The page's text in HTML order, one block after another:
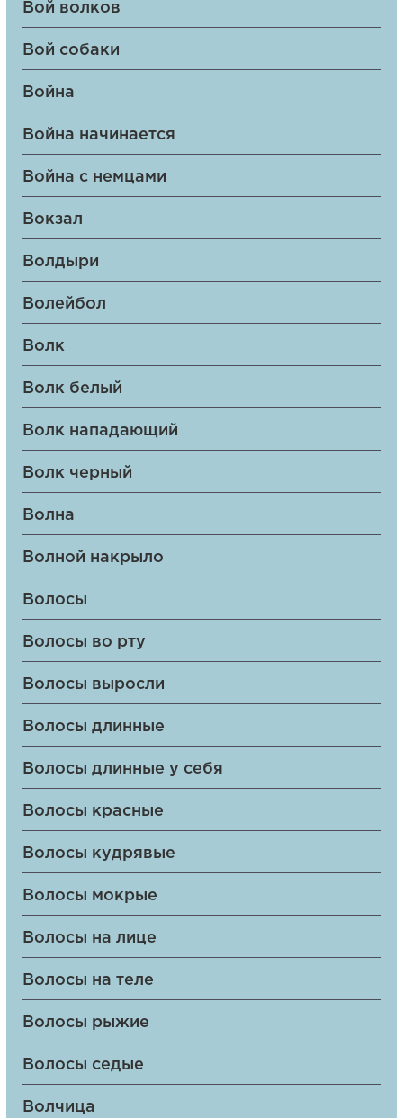
Вой волков
Вой собаки
Война
Война начинается
Война с немцами
Вокзал
Волдыри
Волейбол
Волк
Волк белый
Волк нападающий
Волк черный
Волна
Волной накрыло
Волосы
Волосы во рту
Волосы выросли
Волосы длинные
Волосы длинные у себя
Волосы красные
Волосы кудрявые
Волосы мокрые
Волосы на лице
Волосы на теле
Волосы рыжие
Волосы седые
Волчица